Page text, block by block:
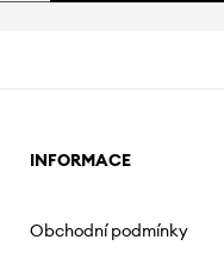
INFORMACE
Obchodní podmínky